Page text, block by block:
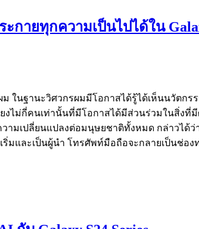
ายทุกความเป็นไปได้ใน
ในฐานะวิศวกรผมมีโอกาสได้รู้ได้เห็นนวัตก
งไม่กี่คนเท่านั้นที่มีโอกาสได้มีส่วนร่วมในสิ่ง
มเปลี่ยนแปลงต่อมนุษยชาติทั้งหมด กล่าวได้
ละเป็นผู้นำ โทรศัพท์มือถือจะกลายเป็นช่องท